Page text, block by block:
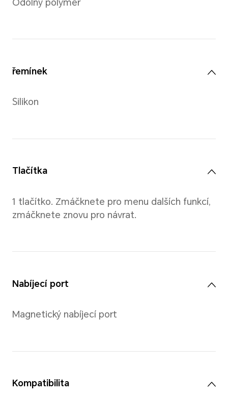
18 g (bez pásku)
*Aktuální naměření hodnoty
lehce lišit.
1,47", barevný AMOLED